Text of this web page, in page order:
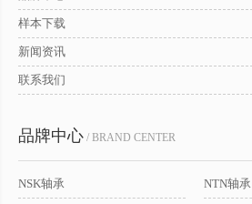
样本下载
新闻资讯
联系我们
品牌中心 / BRAND CENTER
NSK轴承 NTN轴承